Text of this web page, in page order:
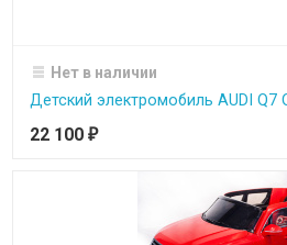
Нет в наличии
Детский электромобиль AUDI Q7
22 100 ₽